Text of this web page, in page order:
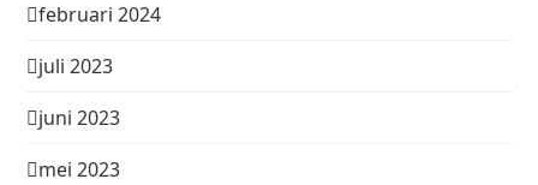
februari 2024
juli 2023
juni 2023
mei 2023